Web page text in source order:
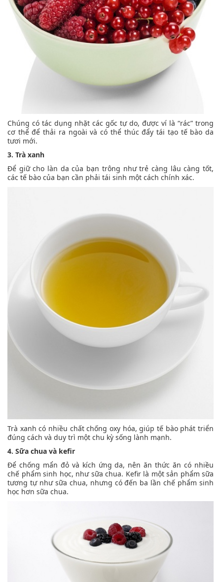
Chúng có tác dụng nhặt các gốc tự do, được ví là “rác” trong
cơ thể để thải ra ngoài và có thể thúc đẩy tái tạo tế bào da
tươi mới.
3. Trà xanh
Để giữ cho làn da của bạn trông như trẻ càng lâu càng tốt,
các tế bào của bạn cần phải tái sinh một cách chính xác.
Trà xanh có nhiều chất chống oxy hóa, giúp tế bào phát triển
đúng cách và duy trì một chu kỳ sống lành mạnh.
4. Sữa chua và kefir
Để chống mẩn đỏ và kích ứng da, nên ăn thức ăn có nhiều
chế phẩm sinh học, như sữa chua. Kefir là một sản phẩm sữa
tương tự như sữa chua, nhưng có đến ba lần chế phẩm sinh
học hơn sữa chua.